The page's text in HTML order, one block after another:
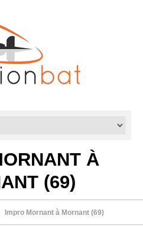
À
(69)
Impro Mornant à Mornant (69)